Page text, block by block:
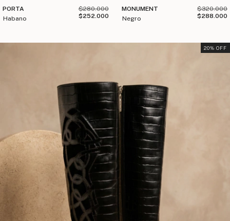
PORTA
habano
$280.000
$252.000
MONUMENT
negro
$320.000
$288.000
20% OFF